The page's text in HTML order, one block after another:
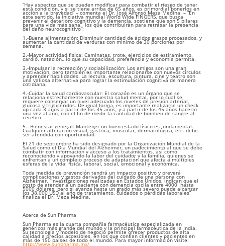
“Hay aspectos que se pueden modificar para combatir el riesgo de tener
esta condición, y si se tiene arriba de 65 años, es primordial ponerlos en
acción a la brevedad” – comenta el Dr. José Alfonso Meza Medina. – “En
este sentido, la iniciativa mundial World Wide FINGERS, que busca
prevenir el deterioro cognitivo y la demencia, sostiene que son 5 pilares
para una vida más sana, los que contribuirán para retrasar la presencia
del daño neurocognitivo”:
1.-Buena alimentación: Disminuir cantidad de ácidos grasos procesados, y
aumentar la cantidad de verduras con mínimo de 30 porciones por
semana.
2.-Mayor actividad física: Caminatas, trote, ejercicios de estiramiento,
cardio, natación…lo que su capacidad, preferencia y economía permita.
3.-Impulsar la recreación y sociabilización: Los amigos son una gran
motivación, pero también es importante relacionarse con nuevos círculos
y aprender habilidades. La lectura, escultura, pintura, cine y teatro son
una valiosa alternativa para lograr la estimulación cognitiva de manera
cotidiana.
4.-Cuidar la salud cardiovascular: El corazón es un órgano que se
relaciona estrechamente con nuestra salud mental, por lo cual se
requiere conservar un nivel adecuado los niveles de presión arterial,
glucosa y triglicéridos. De igual forma, es importante realizarse un check
up cada 3 años a partir de los 35 años, y a partir de los 45 años hacerlo
una vez al año, con el fin de medir la cantidad de bombeo de sangre al
cerebro.
5.- Bienestar general: Mantener un buen estado físico es fundamental.
Cualquier alteración visual, gástrica, muscular, dermatológica, etc. debe
ser atendida con oportunidad.
El 21 de septiembre ha sido designado por la Organización Mundial de la
Salud como el Día Mundial del Alzheimer, un padecimiento al que se debe
combatir con información y acceso a los tratamientos, así como
reconociendo y apoyando la labor del cuidador y la familia, quienes se
enfrentan a un complejo proceso de adaptación que afecta a múltiples
esferas de la vida: física, laboral, social, emocional y económica.
Toda medida de prevención tendrá un impacto positivo y preverá
complicaciones y gastos derivados del cuidado de una persona con
Alzheimer. “Investigaciones realizadas en Estados Unidos, indican que el
costo de atender a un paciente con demencia oscila entre 4000 hasta
5000 dólares, pero si avanza hasta un grado más severo puede alcanzar
los 38,000 USD al año de tratamiento, cuidados o pérdidas laborales”
finaliza el Dr. Meza Medina.
Acerca de Sun Pharma
Sun Pharma es la cuarta compañía farmacéutica especializada en
genéricos más grande del mundo y la principal farmacéutica de la India.
Su tecnología y modelo de negocio permite ofrecer productos de alta
calidad a precios accesibles, en los que confían clientes y pacientes en
más de 150 países de todo el mundo. Para mayor información visite:
http://www.sunpharma.mx/